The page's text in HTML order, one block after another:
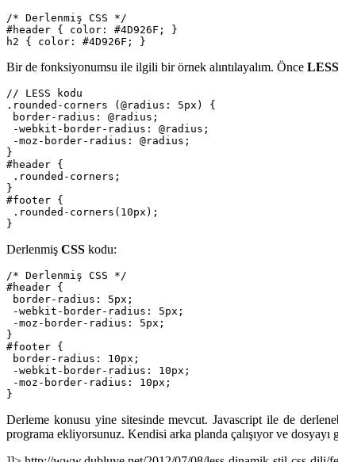
/* Derlenmiş CSS */
#header { color: #4D926F; }
h2 { color: #4D926F; }
Bir de fonksiyonumsu ile ilgili bir örnek alıntılayalım. Önce LESS
// LESS kodu
.rounded-corners (@radius: 5px) {
border-radius: @radius;
-webkit-border-radius: @radius;
-moz-border-radius: @radius;
}
#header {
.rounded-corners;
}
#footer {
.rounded-corners(10px);
}
Derlenmiş CSS kodu:
/* Derlenmiş CSS */
#header {
border-radius: 5px;
-webkit-border-radius: 5px;
-moz-border-radius: 5px;
}
#footer {
border-radius: 10px;
-webkit-border-radius: 10px;
-moz-border-radius: 10px;
}
Derleme konusu yine sitesinde mevcut. Javascript ile de
programa ekliyorsunuz. Kendisi arka planda çalışıyor ve